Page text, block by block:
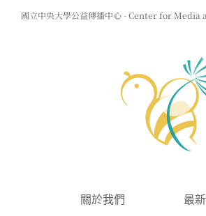
國立中央大學公益傳播中心 - Center for
關於我們 最